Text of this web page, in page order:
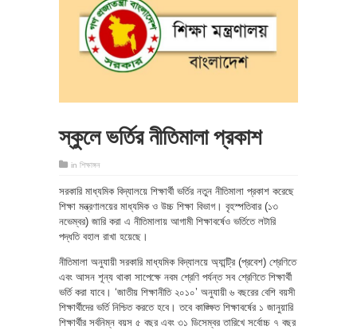
স্কুলে ভর্তির নীতিমালা প্রকাশ
in শিক্ষাঙ্গন
সরকারি মাধ্যমিক বিদ্যালয়ে শিক্ষার্থী ভর্তির নতুন নীতিমালা প্রকাশ করেছে
শিক্ষা মন্ত্রণালয়ের মাধ্যমিক ও উচ্চ শিক্ষা বিভাগ। বৃহস্পতিবার (১৩
নভেম্বর) জারি করা এ নীতিমালায় আগামী শিক্ষাবর্ষেও ভর্তিতে লটারি
পদ্ধতি বহাল রাখা হয়েছে।
নীতিমালা অনুযায়ী সরকারি মাধ্যমিক বিদ্যালয়ে অ্যান্ট্রি (প্রবেশ) শ্রেণিতে
এবং আসন শূন্য থাকা সাপেক্ষে নবম শ্রেণি পর্যন্ত সব শ্রেণিতে শিক্ষার্থী
ভর্তি করা যাবে। ‘জাতীয় শিক্ষানীতি ২০১০’ অনুযায়ী ৬ বছরের বেশি বয়সী
শিক্ষার্থীদের ভর্তি নিশ্চিত করতে হবে। তবে কাঙ্ক্ষিত শিক্ষাবর্ষের ১ জানুয়ারি
শিক্ষার্থীর সর্বনিম্ন বয়স ৫ বছর এবং ৩১ ডিসেম্বর তারিখে সর্বোচ্চ ৭ বছর